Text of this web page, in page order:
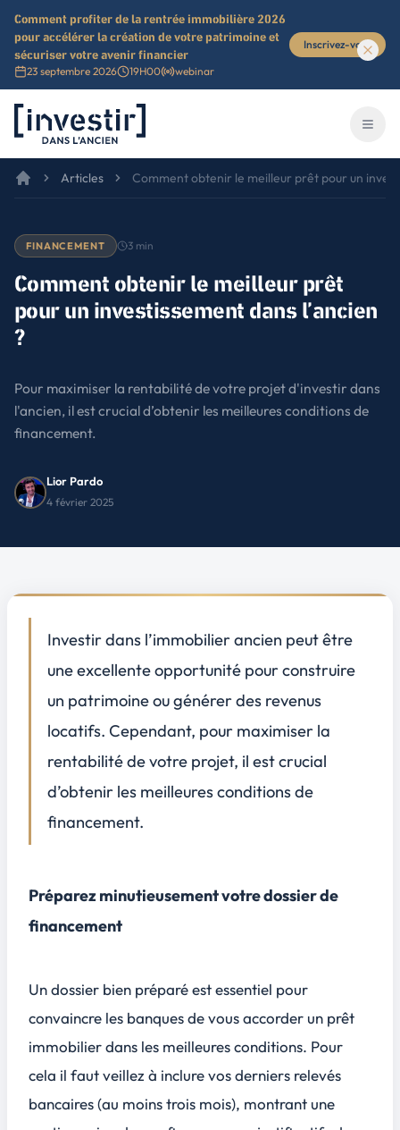
Comment profiter de la rentrée immobilière 2026
pour accélérer la création de votre patrimoine et
sécuriser votre avenir financier
23 septembre 2026 19H00 webinar
Inscrivez-vous
Investir dans l'ancien
Articles Comment obtenir le meilleur prêt pour un
FINANCEMENT 3min
Comment obtenir le meilleur prêt
pour un investissement dans l’ancien
?
Pour maximiser la rentabilité de votre projet d'investir dans
l'ancien, il est crucial d’obtenir les meilleures conditions de
financement.
Lior Pardo
4 février 2025
Investir dans l’immobilier ancien peut être
une excellente opportunité pour construire
un patrimoine ou générer des revenus
locatifs. Cependant, pour maximiser la
rentabilité de votre projet, il est crucial
d’obtenir les meilleures conditions de
financement.
Préparez minutieusement votre dossier de
financement
Un dossier bien préparé est essentiel pour
convaincre les banques de vous accorder un prêt
immobilier dans les meilleures conditions. Pour
cela il faut veillez à inclure vos derniers relevés
bancaires (au moins trois mois), montrant une